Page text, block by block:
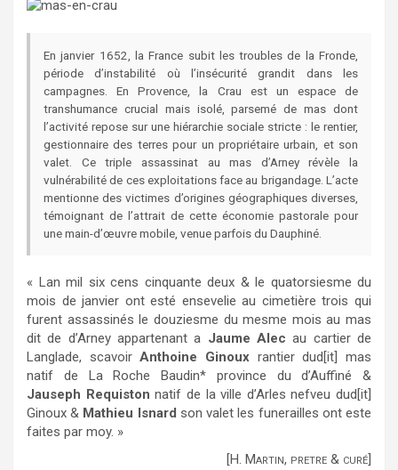
c
b
o
o
k
i
e
En janvier 1652, la France subit les troubles de la Fronde,
période d’instabilité où l’insécurité grandit dans les
campagnes. En Provence, la Crau est un espace de
transhumance crucial mais isolé, parsemé de mas dont
l’activité repose sur une hiérarchie sociale stricte : le rentier,
gestionnaire des terres pour un propriétaire urbain, et son
valet. Ce triple assassinat au mas d’Arney révèle la
vulnérabilité de ces exploitations face au brigandage. L’acte
mentionne des victimes d’origines géographiques diverses,
témoignant de l’attrait de cette économie pastorale pour
une main-d’œuvre mobile, venue parfois du Dauphiné.
« Lan mil six cens cinquante deux & le quatorsiesme du
mois de janvier ont esté ensevelie au cimetière trois qui
furent assassinés le douziesme du mesme mois au mas
dit de d’Arney appartenant a Jaume Alec au cartier de
Langlade, scavoirAnthoine Ginoux rantier dud[it] mas
natif de La Roche Baudin* province du d’Auffiné &
Jauseph Requiston natif de la ville d’Arles nefveu dud[it]
Ginoux & Mathieu Isnard son valet les funerailles ont este
faites par moy. »
[H. Martin, pretre & curé]